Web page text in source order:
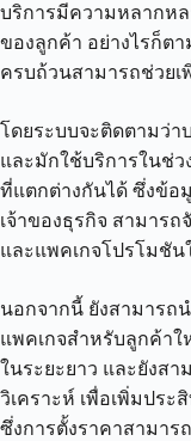
บริการมีความหลากหล
ของลูกค้า อย่างไรก็ต
ครบถ้วนสามารถช่วย
โดยระบบจะติดตามว่
และมักใช้บริการในช่ว
ที่แตกต่างกันได้ ซึ่งข้อ
เจ้าของธุรกิจ สามารถ
และแพคเกจโปรโมชัน
นอกจากนี้ ยังสามารถ
แพคเกจสำหรับลูกค้า
ในระยะยาว และยังส
วิเคราะห์ เพื่อเพิ่มปร
ซึ่งการตั้งราคาสามาร